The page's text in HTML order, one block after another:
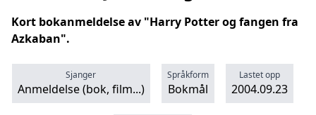
Kort bokanmeldelse av "Harry Potter og fangen fra
Azkaban".
Sjanger
Anmeldelse (bok, film...)
Språkform
Bokmål
Lastet opp
2004.09.23